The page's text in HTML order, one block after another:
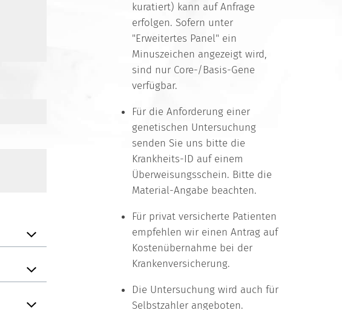
kuratiert) kann auf Anfrage
erfolgen. Sofern unter
"Erweitertes Panel" ein
Minuszeichen angezeigt wird,
sind nur Core-/Basis-Gene
verfügbar.
Für die Anforderung einer
genetischen Untersuchung
senden Sie uns bitte die
Krankheits-ID auf einem
Überweisungsschein. Bitte die
Material-Angabe beachten.
Für privat versicherte Patienten
empfehlen wir einen Antrag auf
Kostenübernahme bei der
Krankenversicherung.
Die Untersuchung wird auch für
Selbstzahler angeboten.